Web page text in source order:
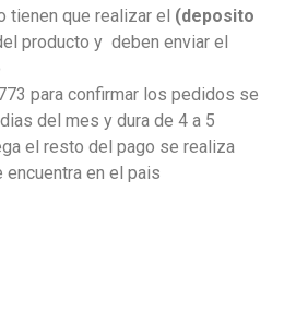
tienen que realizar el (deposito
producto y deben enviar el
para confirmar los pedidos se
del mes y dura de 4 a 5
el resto del pago se realiza
en el pais